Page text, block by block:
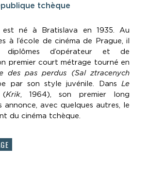
tchèque
est né à Bratislava en 1935. Au
à l’école de cinéma de Prague, il
d’opérateur et de
premier court métrage tourné en
des pas perdus (Sal ztracenych
par son style juvénile. Dans Le
Krik, 1964), son premier long
annonce, avec quelques autres, le
du cinéma tchèque.